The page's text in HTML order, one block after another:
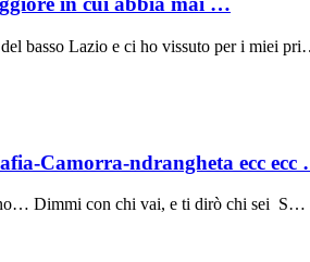
basso Lazio e ci ho vissuto per i miei
Camorra-ndrangheta ecc ecc
Dimmi con chi vai, e ti dirò chi sei S…